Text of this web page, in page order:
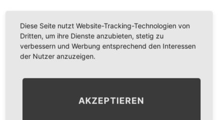
LEAVE A COMMENT
Diese Seite nutzt Website-Tracking-Technologien von
Dritten, um ihre Dienste anzubieten, stetig zu
verbessern und Werbung entsprechend den Interessen
der Nutzer anzuzeigen.
AKZEPTIEREN